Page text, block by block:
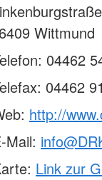
Wittmund
04462
04462
http://
Mail:
Link zur